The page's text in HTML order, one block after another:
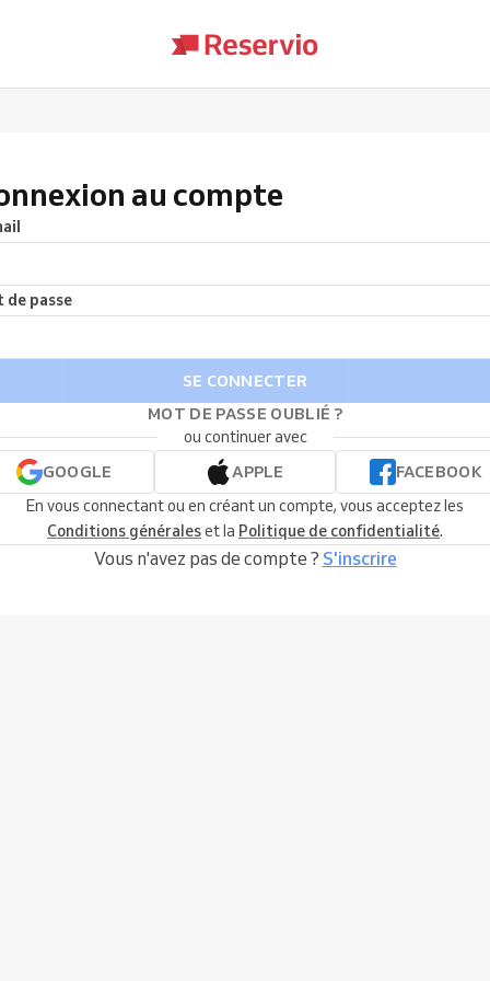
au compte
de passe
SE CONNECTER
MOT DE PASSE OUBLIÉ ?
ou continuer avec
GOOGLE
APPLE
FACEBOOK
En vous connectant ou en créant un compte, vous acceptez les
Conditions généraleset la Politique de confidentialité.
Vous n'avez pas de compte ? S'inscrire